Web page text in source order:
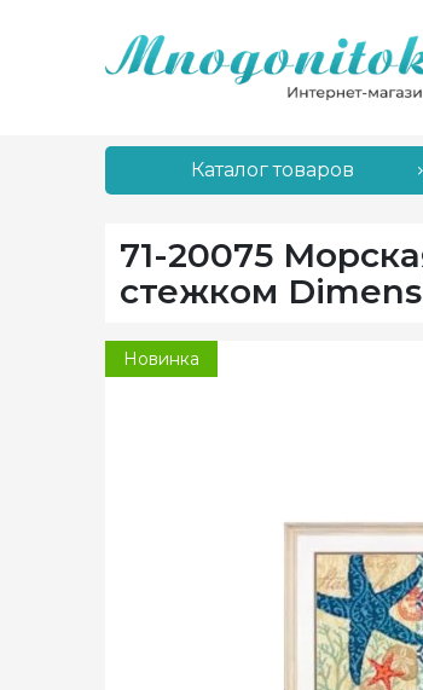
Каталог товаров
71-20075
стежком
Новинка